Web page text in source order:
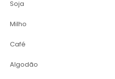
Soja
Milho
Café
Algodão